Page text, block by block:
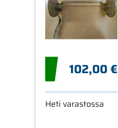
102,00 €
Heti varastossa